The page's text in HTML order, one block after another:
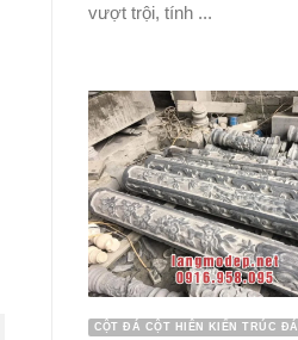
vượt trội, tính ...
CỘT ĐÁ CỘT HIÊN KIẾN TRÚC ĐÁ